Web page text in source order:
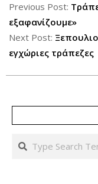
05-
24
Previous Post:
εξαφανίζουμε»
Next Post:
εγχώριες τράπεζες
Search